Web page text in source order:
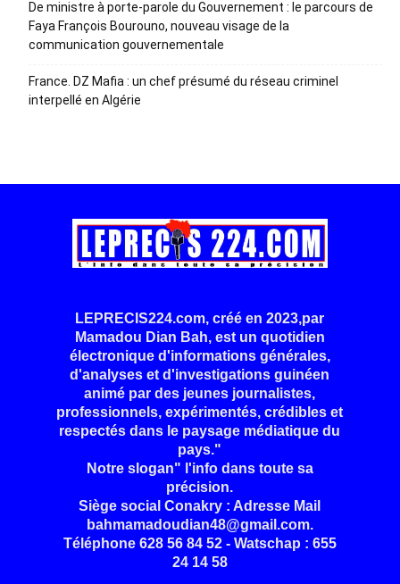
De ministre à porte-parole du Gouvernement : le parcours de
Faya François Bourouno, nouveau visage de la
communication gouvernementale
France. DZ Mafia : un chef présumé du réseau criminel
interpellé en Algérie
LEPRECIS224.com, créé en 2023,par
Mamadou Dian Bah, est un quotidien
électronique d'informations générales,
d'analyses et d'investigations guinéen
animé par des jeunes journalistes,
professionnels, expérimentés, crédibles et
respectés dans le paysage médiatique du
pays."
Notre slogan" l'info dans toute sa
précision.
Siège social Conakry : Adresse Mail
bahmamadoudian48@gmail.com.
Téléphone 628 56 84 52 - Watschap : 655
24 14 58